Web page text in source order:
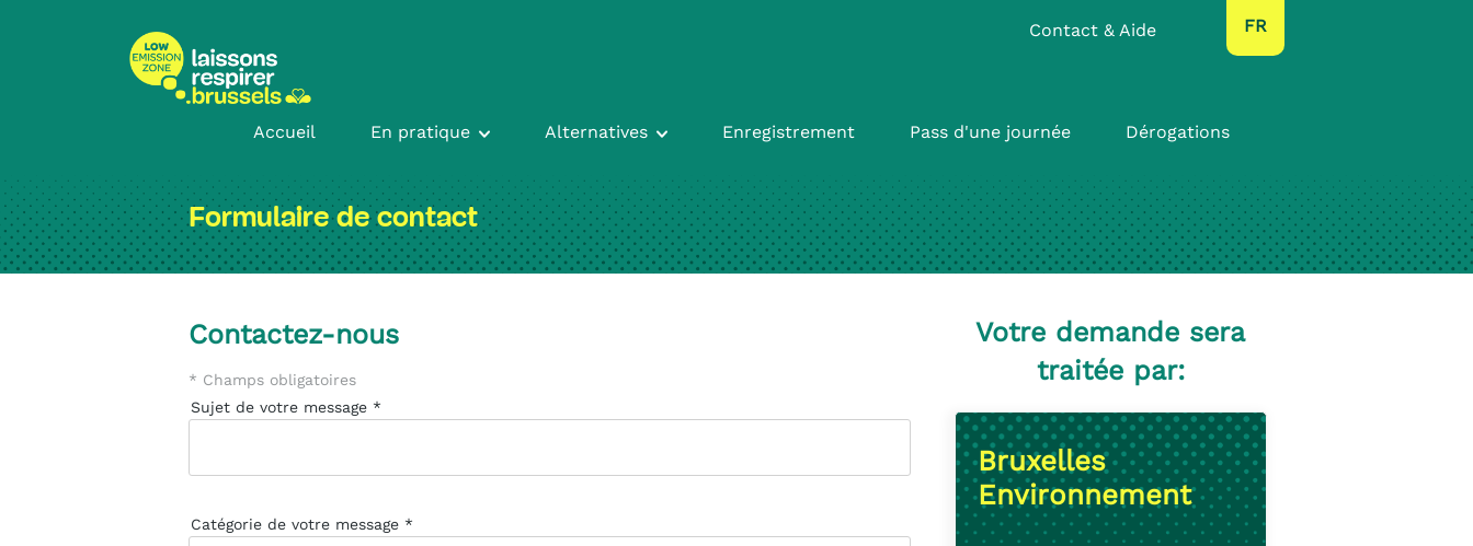
Contact & Aide FR
Accueil En pratique Alternatives Enregistrement Pass d'une journée Dérogations
Formulaire de contact
Contactez-nous
* Champs obligatoires
Sujet de votre message
Catégorie de votre message
Votre demande sera
traitée par:
Bruxelles
Environnement